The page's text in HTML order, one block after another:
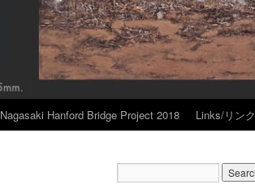
Nagasaki Hanford Bridge Project 2018 Links/リンク